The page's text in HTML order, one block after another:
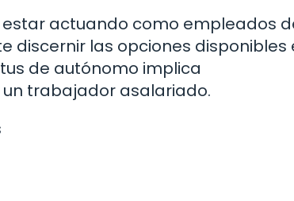
actuando como empleados
discernir las opciones disponibles
de autónomo implica
trabajador asalariado.